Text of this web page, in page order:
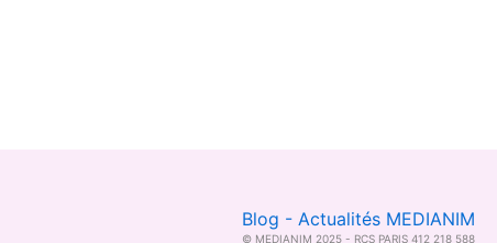
Blog - Actualités MEDIANIM
© MEDIANIM 2025 - RCS PARIS 412 218 588